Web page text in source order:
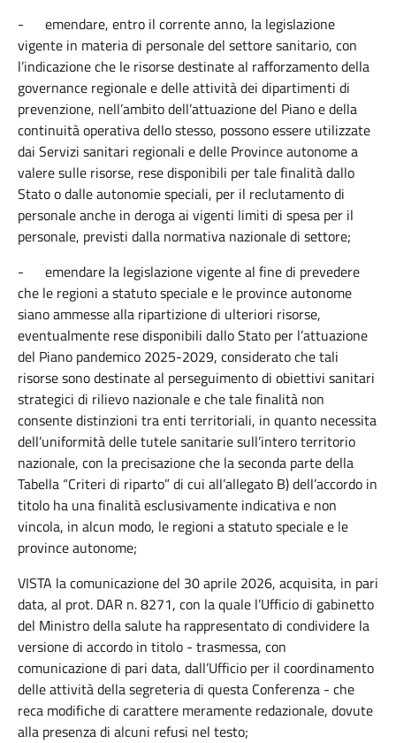
- emendare, entro il corrente anno, la legislazione
vigente in materia di personale del settore sanitario, con
l’indicazione che le risorse destinate al rafforzamento della
governance regionale e delle attività dei dipartimenti di
prevenzione, nell’ambito dell’attuazione del Piano e della
continuità operativa dello stesso, possono essere utilizzate
dai Servizi sanitari regionali e delle Province autonome a
valere sulle risorse, rese disponibili per tale finalità dallo
Stato o dalle autonomie speciali, per il reclutamento di
personale anche in deroga ai vigenti limiti di spesa per il
personale, previsti dalla normativa nazionale di settore;
- emendare la legislazione vigente al fine di prevedere
che le regioni a statuto speciale e le province autonome
siano ammesse alla ripartizione di ulteriori risorse,
eventualmente rese disponibili dallo Stato per l’attuazione
del Piano pandemico 2025-2029, considerato che tali
risorse sono destinate al perseguimento di obiettivi sanitari
strategici di rilievo nazionale e che tale finalità non
consente distinzioni tra enti territoriali, in quanto necessita
dell’uniformità delle tutele sanitarie sull’intero territorio
nazionale, con la precisazione che la seconda parte della
Tabella “Criteri di riparto” di cui all’allegato B) dell’accordo in
titolo ha una finalità esclusivamente indicativa e non
vincola, in alcun modo, le regioni a statuto speciale e le
province autonome;
VISTA la comunicazione del 30 aprile 2026, acquisita, in pari
data, al prot. DAR n. 8271, con la quale l’Ufficio di gabinetto
del Ministro della salute ha rappresentato di condividere la
versione di accordo in titolo - trasmessa, con
comunicazione di pari data, dall’Ufficio per il coordinamento
delle attività della segreteria di questa Conferenza - che
reca modifiche di carattere meramente redazionale, dovute
alla presenza di alcuni refusi nel testo;